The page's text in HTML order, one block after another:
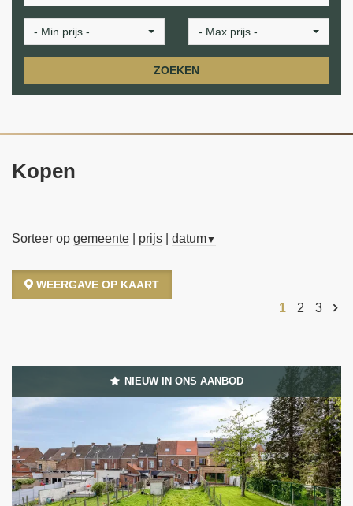
- Min.prijs - - Max.prijs -
ZOEKEN
Kopen
Sorteer op gemeente prijs datum▼
WEERGAVE OP KAART
1 2 3
NIEUW IN ONS AANBOD